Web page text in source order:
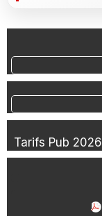
Tarifs Pub 2026